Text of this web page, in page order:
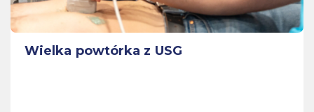
Wielka powtórka z USG